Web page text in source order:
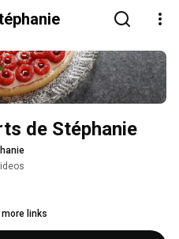
de Stéphanie
links